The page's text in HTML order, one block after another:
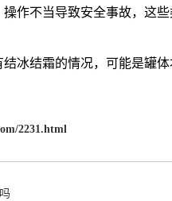
不当导致安全事故，这些
结霜的情况，可能是罐体
2231.html